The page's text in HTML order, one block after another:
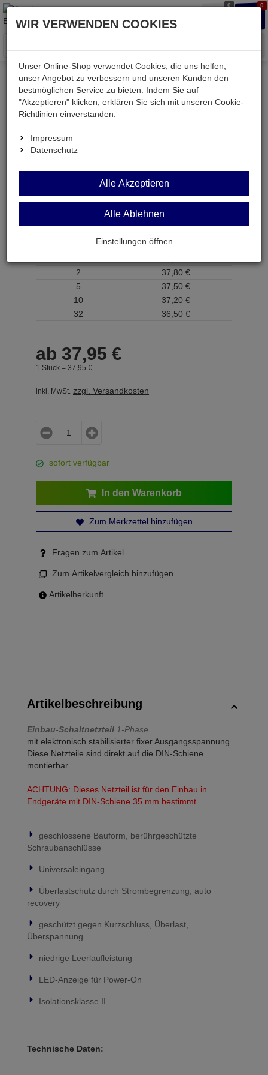
0 0
Menü
Weiter einkaufen Kessler electronic
Strom
HDR-150-15
HDR-150-15
Schaltnetzteil 15V 9,5A 142,5W DIN-Schiene
ab Menge
Preis je Stück
2
37, 80 €
5
37, 50 €
10
37, 20 €
32
36, 50 €
ab 37,95 €
1 Stück = 37, 95 €
inkl. MwSt. zzgl. Versandkosten
sofort verfügbar
In den Warenkorb
Zum Merkzettel hinzufügen
Fragen zum Artikel
Zum Artikelvergleich hinzufügen
Artikelherkunft
Artikelbeschreibung
Einbau-Schaltnetzteil 1-Phase
mit elektronisch stabilisierter fixer Ausgangsspannung
Diese Netzteile sind direkt auf die DIN-Schiene
montierbar.
ACHTUNG: Dieses Netzteil ist für den Einbau in
Endgeräte mit DIN-Schiene 35 mm bestimmt.
geschlossene Bauform, berührgeschützte
Schraubanschlüsse
Universaleingang
Überlastschutz durch Strombegrenzung, auto
recovery
geschützt gegen Kurzschluss, Überlast,
Überspannung
niedrige Leerlaufleistung
LED-Anzeige für Power-On
Isolationsklasse II
Technische Daten:
WIR VERWENDEN COOKIES
Unser Online-Shop verwendet Cookies, die uns helfen,
unser Angebot zu verbessern und unseren Kunden den
bestmöglichen Service zu bieten. Indem Sie auf
"Akzeptieren" klicken, erklären Sie sich mit unseren Cookie-
Richtlinien einverstanden.
Impressum
Datenschutz
Alle Akzeptieren
Alle Ablehnen
Einstellungen öffnen